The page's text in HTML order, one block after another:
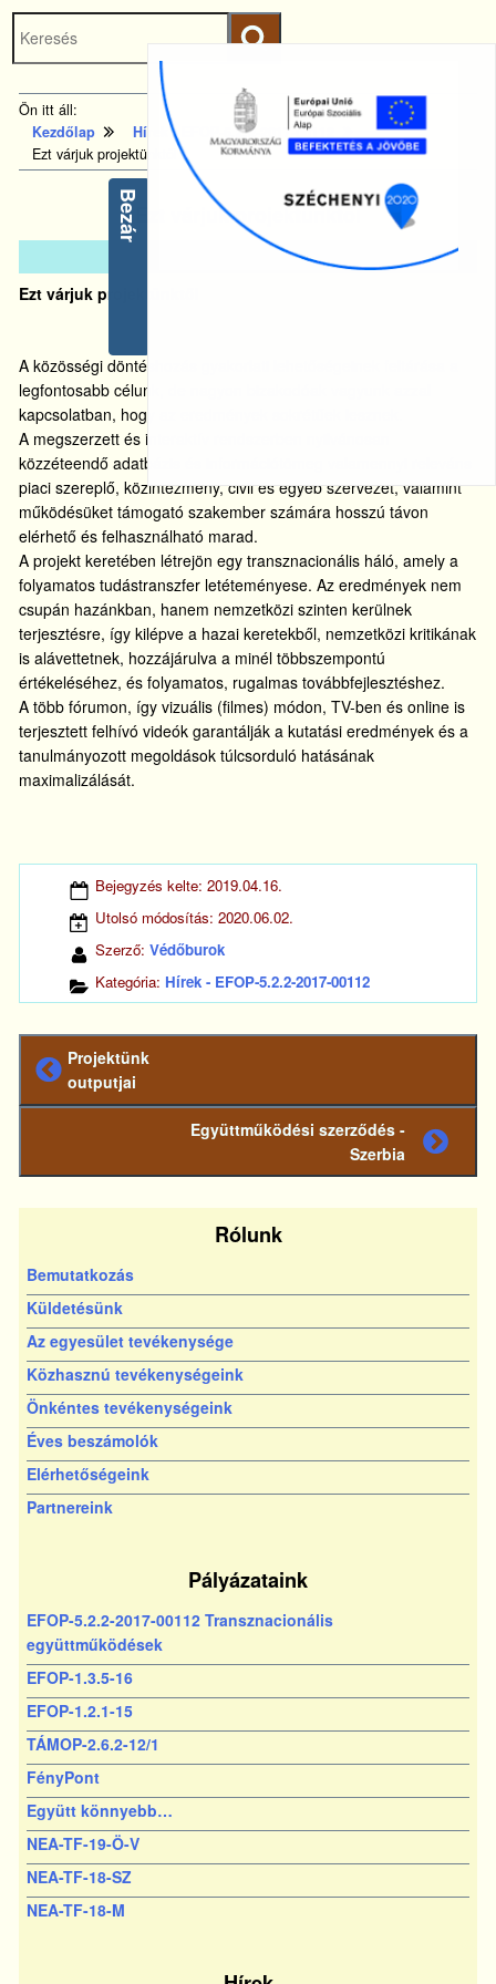
Ugrás a fő
tartalomhoz
Kezdőlapra
ugrás
Keresés
Ön itt áll:
Kezdőlap
Hírek - EFOP-5.2.2-2017-00112
Ezt várjuk projektünktől
Ezt várjuk projektünktől
16.
Ezt várjuk projektünktől
A közösségi döntéshozás gyakorlati lehetőségeinek feltárása a
legfontosabb célunk, de nagyon bizakodóak vagyunk azzal
kapcsolatban, hogy az eredmények sokrétűek lesznek.
A megszerzett és interaktív rendszerben nyilvánosan
közzéteendő adatbázis és információtömeg valamennyi releváns
piaci szereplő, közintézmény, civil és egyéb szervezet, valamint
működésüket támogató szakember számára hosszú távon
elérhető és felhasználható marad.
A projekt keretében létrejön egy transznacionális háló, amely a
folyamatos tudástranszfer letéteményese. Az eredmények nem
csupán hazánkban, hanem nemzetközi szinten kerülnek
terjesztésre, így kilépve a hazai keretekből, nemzetközi kritikának
is alávettetnek, hozzájárulva a minél többszempontú
értékeléséhez, és folyamatos, rugalmas továbbfejlesztéshez.
A több fórumon, így vizuális (filmes) módon, TV-ben és online is
terjesztett felhívó videók garantálják a kutatási eredmények és a
tanulmányozott megoldások túlcsorduló hatásának
maximalizálását.
Bejegyzés kelte:2019.04.16.
Utolsó módosítás:2020.06.02.
Szerző:Védőburok
Kategória: Hírek - EFOP-5.2.2-2017-00112
Előző
bejegyzés
Projektünk
outputjai
bejegyzés
Együttműködési szerződés -
Szerbia
Rólunk
Bemutatkozás
Küldetésünk
Az egyesület tevékenysége
Közhasznú tevékenységeink
Önkéntes tevékenységeink
Éves beszámolók
Elérhetőségeink
Partnereink
Pályázataink
EFOP-5.2.2-2017-00112 Transznacionális
együttműködések
EFOP-1.3.5-16
EFOP-1.2.1-15
TÁMOP-2.6.2-12/1
FényPont
Együtt könnyebb…
NEA-TF-19-Ö-V
NEA-TF-18-SZ
NEA-TF-18-M
Bezár